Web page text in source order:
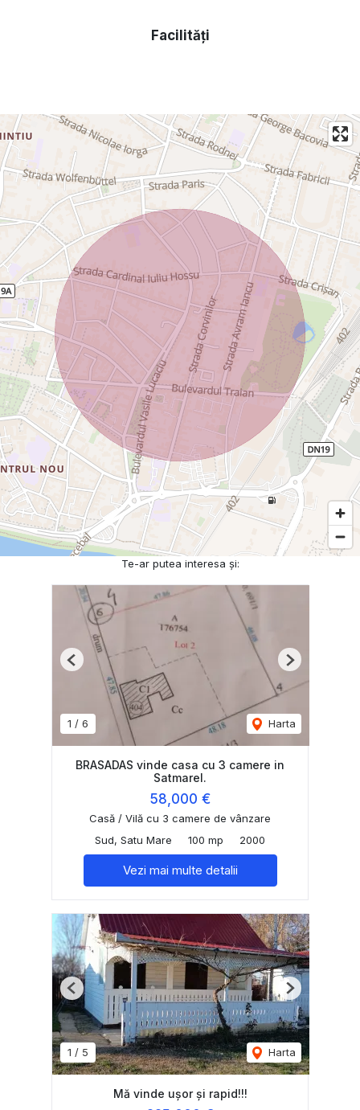
Facilități
Te-ar putea interesa și:
1 / 6 Harta
Previous Next
BRASADAS vinde casa cu 3 camere in
Satmarel.
58,000 €
Casă / Vilă cu 3 camere de vânzare
Sud, Satu Mare
100 mp 2000
Vezi mai multe detalii
1 / 5 Harta
Previous Next
Mă vinde ușor și rapid!!!